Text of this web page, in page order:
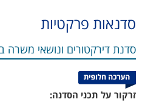
סדנאות פרקטיות
סדנת דירקטורים ונושאי משרה
זרקור על תכני הסדנה: